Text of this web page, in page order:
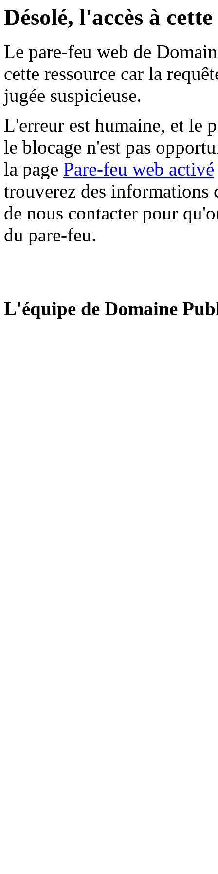
Désolé, l'accès à
Le pare-feu web de
cette ressource car la
jugée suspicieuse.
L'erreur est humaine, et le
le blocage n'est pas
la page Pare-feu web activé
trouverez des informations
de nous contacter pour
du pare-feu.
L'équipe de Domaine